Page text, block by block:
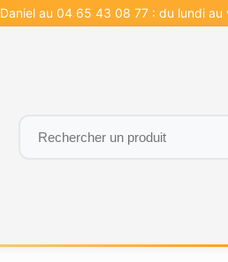
Daniel au 04 65 43 08 77 : du lundi